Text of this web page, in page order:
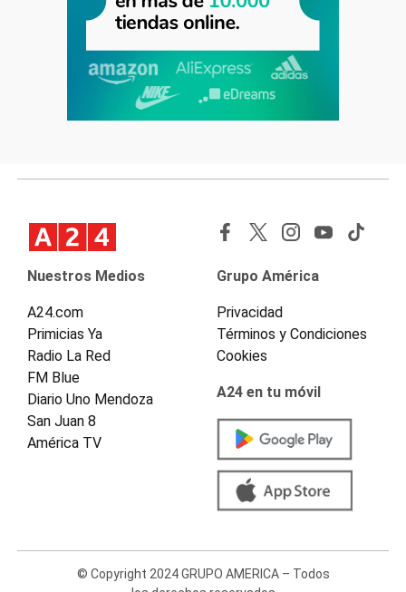
Nuestros Medios
A24.com
Primicias Ya
Radio La Red
FM Blue
Diario Uno Mendoza
San Juan 8
América TV
Grupo América
Privacidad
Términos y Condiciones
Cookies
A24 en tu móvil
© Copyright 2024 GRUPO AMERICA – Todos